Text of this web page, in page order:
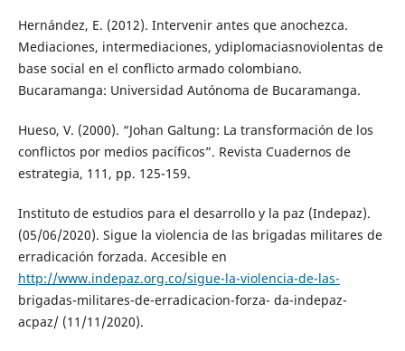
Hernández, E. (2012). Intervenir antes que anochezca.
Mediaciones, intermediaciones, ydiplomaciasnoviolentas de
base social en el conflicto armado colombiano.
Bucaramanga: Universidad Autónoma de Bucaramanga.
Hueso, V. (2000). “Johan Galtung: La transformación de los
conflictos por medios pacíficos”. Revista Cuadernos de
estrategia, 111, pp. 125-159.
Instituto de estudios para el desarrollo y la paz (Indepaz).
(05/06/2020). Sigue la violencia de las brigadas militares de
erradicación forzada. Accesible en
http://www.indepaz.org.co/sigue-la-violencia-de-las-
brigadas-militares-de-erradicacion-forza- da-indepaz-
acpaz/ (11/11/2020).